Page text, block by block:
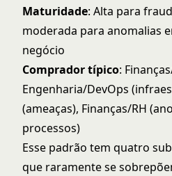
Maturidade: Alta para
moderada para anomalias
negócio
Comprador típico:
Engenharia/DevOps
(ameaças), Finanças/RH
processos)
Esse padrão tem quatro
que raramente se